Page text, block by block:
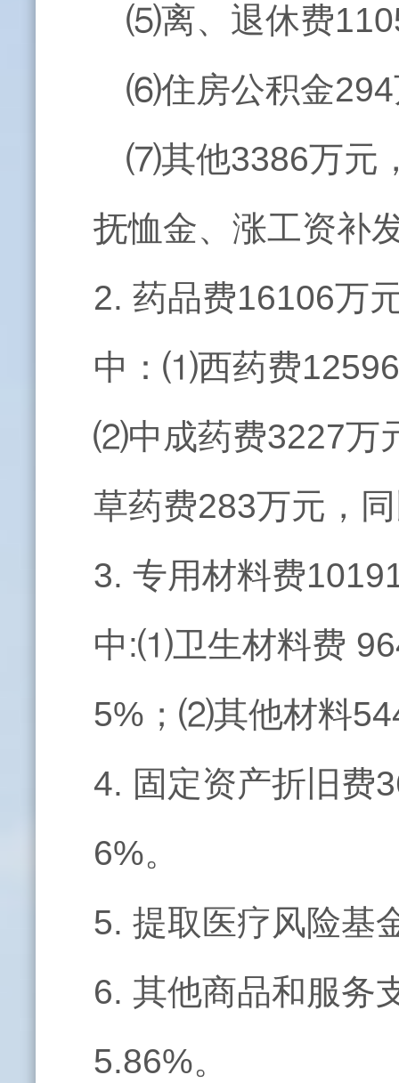
⑸离、退休费
⑹住房公积金294
⑺其他3386万元
抚恤金、涨工资补
2. 药品费16106万
中：⑴西药费
⑵中成药费3227万
草药费283万元，
3. 专用材料费
中:⑴卫生材料费
5%；⑵其他材料
4. 固定资产折旧费
6%。
5. 提取医疗风险基
6. 其他商品和服务
5.86%。